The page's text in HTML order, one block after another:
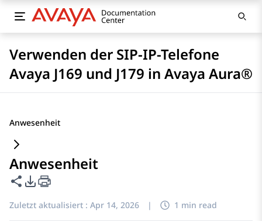
Verwenden der SIP-IP-Telefone
Avaya J169 und J179 in Avaya Aura®
Anwesenheit
Anwesenheit
Diese Seite teilen
PDF-Exportoptionen
Zuletzt aktualisiert : Apr 14, 2026 | 1 min read